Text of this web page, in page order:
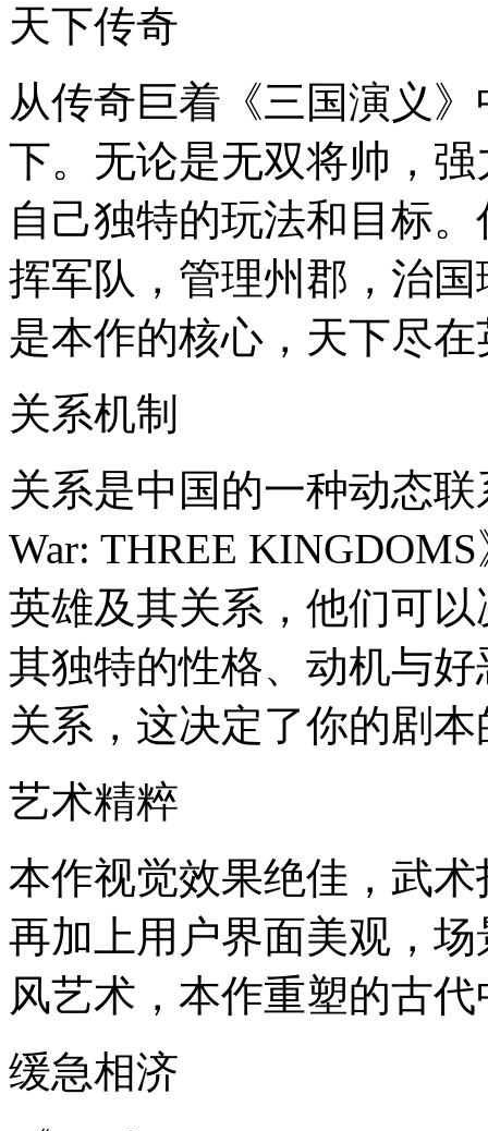
天下传奇
从传奇巨着《三国演义
下。无论是无双将帅，
自己独特的玩法和目标
挥军队，管理州郡，治
是本作的核心，天下尽
关系机制
关系是中国的一种动态
War: THREE
英雄及其关系，他们可
其独特的性格、动机与
关系，这决定了你的剧
艺术精粹
本作视觉效果绝佳，武
再加上用户界面美观，
风艺术，本作重塑的古
缓急相济